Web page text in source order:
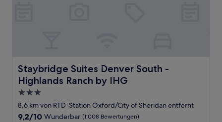
Staybridge Suites Denver South -
Highlands Ranch by IHG
Staybridge Suites Denver South - Highlands Ranch by
3.0-
Sterne-
Unterkunft
8,6 km von RTD-Station Oxford/City of Sheridan entfernt
9.2
9,2/10 Wunderbar (1.008 Bewertungen)